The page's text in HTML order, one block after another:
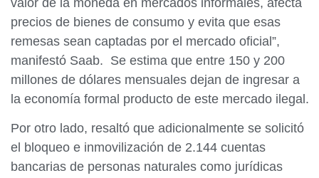
precios de bienes de consumo y evita que esas
remesas sean captadas por el mercado oficial”,
manifestó Saab. Se estima que entre 150 y 200
millones de dólares mensuales dejan de ingresar a
la economía formal producto de este mercado ilegal.
Por otro lado, resaltó que adicionalmente se solicitó
el bloqueo e inmovilización de 2.144 cuentas
bancarias de personas naturales como jurídicas